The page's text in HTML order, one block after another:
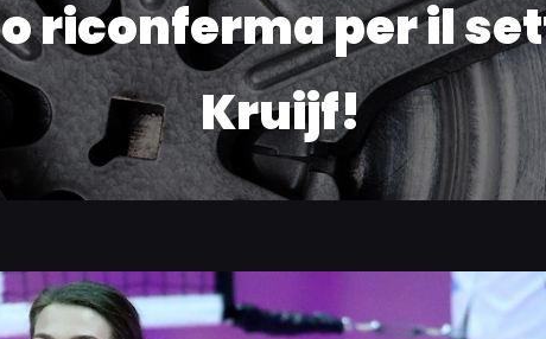
riconferma per il
Kruijf!